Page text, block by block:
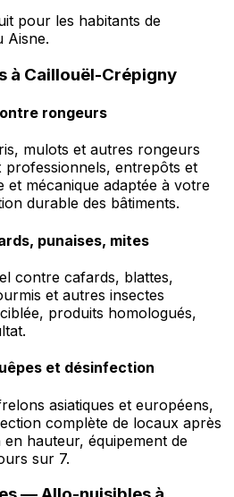
pour les habitants de
Aisne.
à Caillouël-Crépigny
rongeurs
mulots et autres rongeurs
professionnels, entrepôts et
et mécanique adaptée à votre
durable des bâtiments.
punaises, mites
contre cafards, blattes,
et autres insectes
produits homologués,
et désinfection
asiatiques et européens,
complète de locaux après
hauteur, équipement de
sur 7.